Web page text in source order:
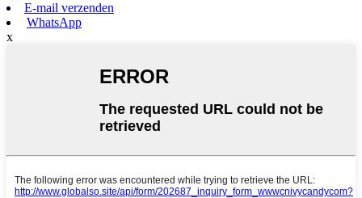
E-mail verzenden
WhatsApp
x